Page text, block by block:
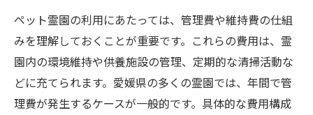
ペット霊園の利用にあたっては、管理費や維持費の仕組
みを理解しておくことが重要です。これらの費用は、霊
園内の環境維持や供養施設の管理、定期的な清掃活動な
どに充てられます。愛媛県の多くの霊園では、年間で管
理費が発生するケースが一般的です。具体的な費用構成